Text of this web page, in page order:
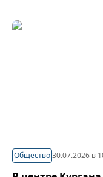
Общество30.07.2026 в